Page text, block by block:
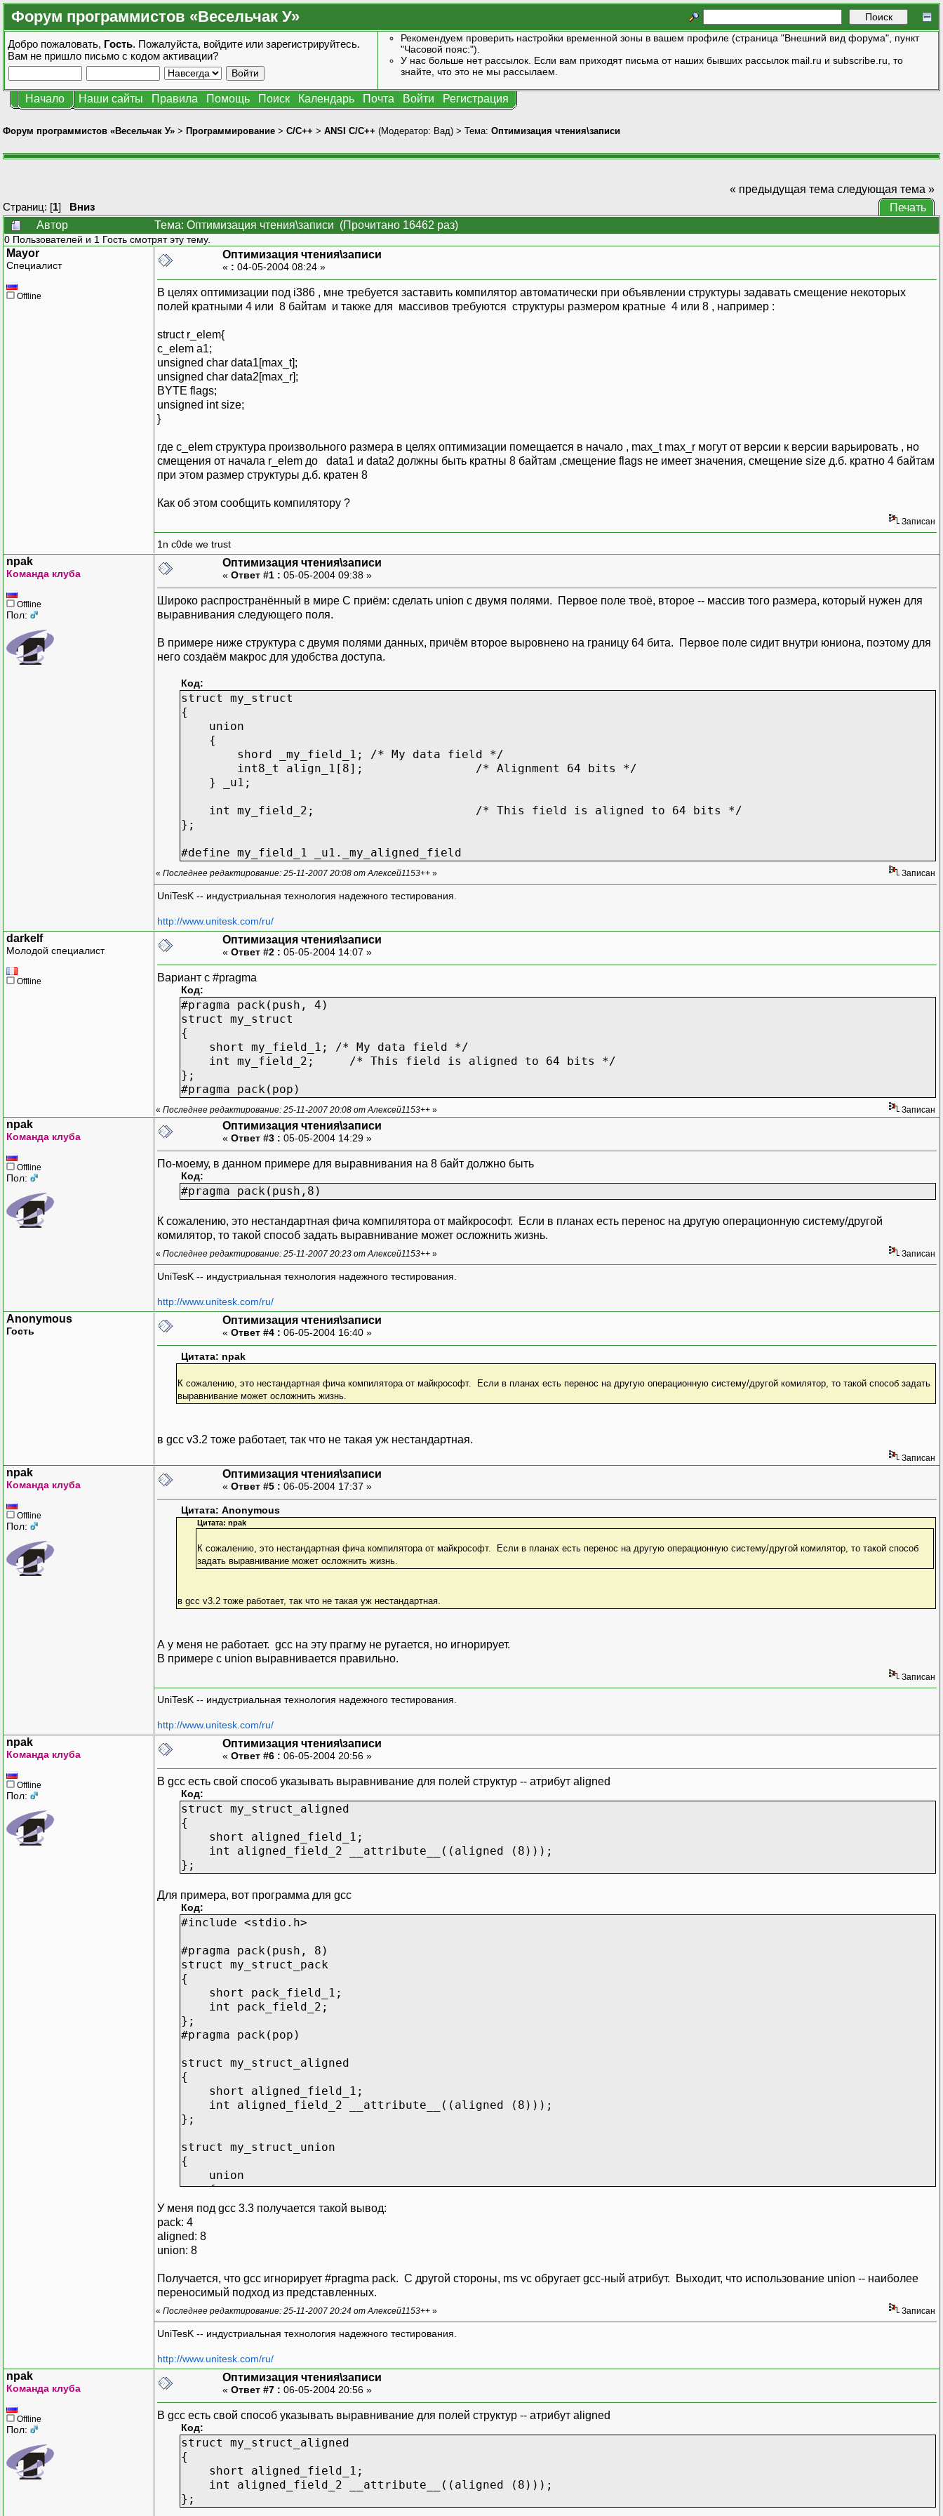
Форум программистов «Весельчак У»
Добро пожаловать, Гость. Пожалуйста, войдите или зарегистрируйтесь.
Вам не пришло письмо с кодом активации?
Рекомендуем проверить настройки временной зоны в вашем профиле (страница "Внешний вид форума", пункт
"Часовой пояс:").
У нас больше нет рассылок. Если вам приходят письма от наших бывших рассылок mail.ru и subscribe.ru, то
знайте, что это не мы рассылаем.
Начало Наши сайты Правила Помощь Поиск Календарь Почта Войти Регистрация
Форум программистов «Весельчак У» > Программирование > C/C++ > ANSI С/С++ (Модератор: Вад) > Тема: Оптимизация чтения\записи
Страниц: [1] Вниз
« предыдущая тема следующая тема »
Печать
Автор
Тема: Оптимизация чтения\записи (Прочитано 16462 раз)
0 Пользователей и 1 Гость смотрят эту тему.
Mayor
Специалист
Offline
Оптимизация чтения\записи
« : 04-05-2004 08:24 »
В целях оптимизации под i386 , мне требуется заставить компилятор автоматически при объявлении структуры задавать смещение некоторых
полей кратными 4 или 8 байтам и также для массивов требуются структуры размером кратные 4 или 8 , например :
struct r_elem{
c_elem a1;
unsigned char data1[max_t];
unsigned char data2[max_r];
BYTE flags;
unsigned int size;
}
где c_elem структура произвольного размера в целях оптимизации помещается в начало , max_t max_r могут от версии к версии варьировать , но
смещения от начала r_elem до data1 и data2 должны быть кратны 8 байтам ,смещение flags не имеет значения, смещение size д.б. кратно 4 байтам
при этом размер структуры д.б. кратен 8
Как об этом сообщить компилятору ?
Записан
1n c0de we trust
npak
Команда клуба
Offline
Пол:
Оптимизация чтения\записи
« Ответ #1 : 05-05-2004 09:38 »
Широко распространённый в мире C приём: сделать union с двумя полями. Первое поле твоё, второе -- массив того размера, который нужен для
выравнивания следующего поля.
В примере ниже структура с двумя полями данных, причём второе выровнено на границу 64 бита. Первое поле сидит внутри юниона, поэтому для
него создаём макрос для удобства доступа.
Код:
struct my_struct
{
union
{
shord _my_field_1; /* My data field */
int8_t align_1[8]; /* Alignment 64 bits */
} _u1;
int my_field_2; /* This field is aligned to 64 bits */
};
#define my_field_1 _u1._my_aligned_field
« Последнее редактирование: 25-11-2007 20:08 от Алексей1153++ » Записан
UniTesK -- индустриальная технология надежного тестирования.
http://www.unitesk.com/ru/
darkelf
Молодой специалист
Offline
Оптимизация чтения\записи
« Ответ #2 : 05-05-2004 14:07 »
Вариант с #pragma
Код:
#pragma pack(push, 4)
struct my_struct
{
short my_field_1; /* My data field */
int my_field_2; /* This field is aligned to 64 bits */
};
#pragma pack(pop)
« Последнее редактирование: 25-11-2007 20:08 от Алексей1153++ » Записан
npak
Команда клуба
Offline
Пол:
Оптимизация чтения\записи
« Ответ #3 : 05-05-2004 14:29 »
По-моему, в данном примере для выравнивания на 8 байт должно быть
Код:
#pragma pack(push,8)
К сожалению, это нестандартная фича компилятора от майкрософт. Если в планах есть перенос на другую операционную систему/другой
комилятор, то такой способ задать выравнивание может осложнить жизнь.
« Последнее редактирование: 25-11-2007 20:23 от Алексей1153++ » Записан
UniTesK -- индустриальная технология надежного тестирования.
http://www.unitesk.com/ru/
Anonymous
Гость
Оптимизация чтения\записи
« Ответ #4 : 06-05-2004 16:40 »
Цитата: npak
К сожалению, это нестандартная фича компилятора от майкрософт. Если в планах есть перенос на другую операционную систему/другой комилятор, то такой способ задать
выравнивание может осложнить жизнь.
в gсс v3.2 тоже работает, так что не такая уж нестандартная.
Записан
npak
Команда клуба
Offline
Пол:
Оптимизация чтения\записи
« Ответ #5 : 06-05-2004 17:37 »
Цитата: Anonymous
Цитата: npak
К сожалению, это нестандартная фича компилятора от майкрософт. Если в планах есть перенос на другую операционную систему/другой комилятор, то такой способ
задать выравнивание может осложнить жизнь.
в gсс v3.2 тоже работает, так что не такая уж нестандартная.
А у меня не работает. gcc на эту прагму не ругается, но игнорирует.
В примере с union выравнивается правильно.
Записан
UniTesK -- индустриальная технология надежного тестирования.
http://www.unitesk.com/ru/
npak
Команда клуба
Offline
Пол:
Оптимизация чтения\записи
« Ответ #6 : 06-05-2004 20:56 »
В gcc есть свой способ указывать выравнивание для полей структур -- атрибут aligned
Код:
struct my_struct_aligned
{
short aligned_field_1;
int aligned_field_2 __attribute__((aligned (8)));
};
Для примера, вот программа для gcc
Код:
#include <stdio.h>
#pragma pack(push, 8)
struct my_struct_pack
{
short pack_field_1;
int pack_field_2;
};
#pragma pack(pop)
struct my_struct_aligned
{
short aligned_field_1;
int aligned_field_2 __attribute__((aligned (8)));
};
struct my_struct_union
{
union
{
short union_1_field_1; /* My data field */
char align_1[8]; /* Alignment 64 bits */
} _u1;
};
#define union_field_1 _u1.union_1_field_1
int ptr_diff(void * p1, void * p2)
{
return (char *)p2 - (char *)p1;
}
int main()
{
struct my_struct_aligned sa;
struct my_struct_union su;
struct my_struct_pack sp;
printf( "pack: %d\n", ptr_diff( &(sp.pack_field_1), &(sp.pack_field_2) ) );
printf( "aligned: %d\n", ptr_diff( &(sa.aligned_field_1), &(sa.aligned_field_2) ) );
printf( "union: %d\n", ptr_diff( &(su.union_field_1), &(su.union_field_2) ) );
return 0;
У меня под gcc 3.3 получается такой вывод:
pack: 4
aligned: 8
union: 8
Получается, что gcc игнорирует #pragma pack. С другой стороны, ms vc обругает gcc-ный атрибут. Выходит, что использование union -- наиболее
переносимый подход из представленных.
« Последнее редактирование: 25-11-2007 20:24 от Алексей1153++ » Записан
UniTesK -- индустриальная технология надежного тестирования.
http://www.unitesk.com/ru/
npak
Команда клуба
Offline
Пол:
Оптимизация чтения\записи
« Ответ #7 : 06-05-2004 20:56 »
В gcc есть свой способ указывать выравнивание для полей структур -- атрибут aligned
Код:
struct my_struct_aligned
{
short aligned_field_1;
int aligned_field_2 __attribute__((aligned (8)));
};